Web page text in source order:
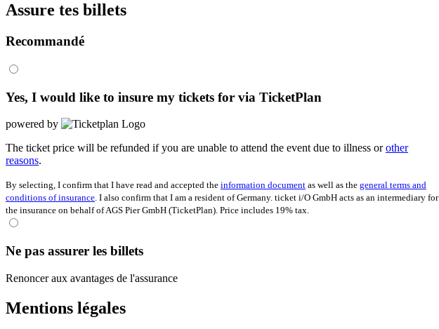
Assure tes billets
Recommandé
Yes, I would like to insure my tickets for via TicketPlan
powered by
The ticket price will be refunded if you are unable to attend the event due to illness orother
reasons.
By selecting, I confirm that I have read and accepted the information document as well as the general terms and
conditions of insurance. I also confirm that I am a resident of Germany. ticket i/O GmbH acts as an intermediary for
the insurance on behalf of AGS Pier GmbH (TicketPlan). Price includes 19% tax.
Ne pas assurer les billets
Renoncer aux avantages de l'assurance
Mentions légales